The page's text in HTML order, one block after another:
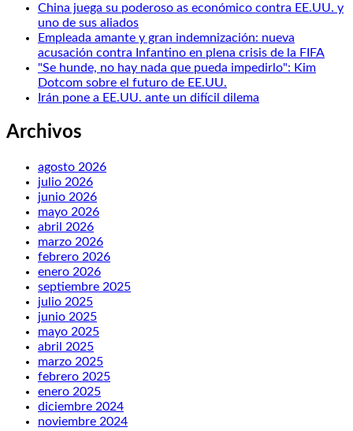
China juega su poderoso as económico contra EE.UU. y
uno de sus aliados
Empleada amante y gran indemnización: nueva
acusación contra Infantino en plena crisis de la FIFA
"Se hunde, no hay nada que pueda impedirlo": Kim
Dotcom sobre el futuro de EE.UU.
Irán pone a EE.UU. ante un difícil dilema
Archivos
agosto 2026
julio 2026
junio 2026
mayo 2026
abril 2026
marzo 2026
febrero 2026
enero 2026
septiembre 2025
julio 2025
junio 2025
mayo 2025
abril 2025
marzo 2025
febrero 2025
enero 2025
diciembre 2024
noviembre 2024